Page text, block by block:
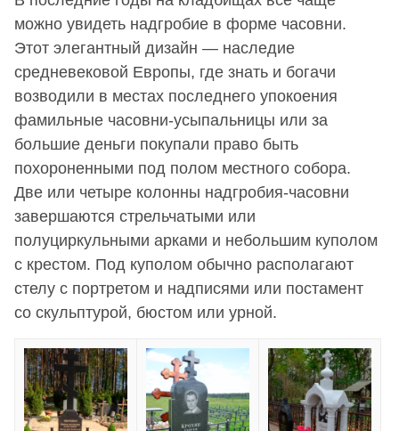
можно увидеть надгробие в форме часовни.
Этот элегантный дизайн — наследие
средневековой Европы, где знать и богачи
возводили в местах последнего упокоения
фамильные часовни-усыпальницы или за
большие деньги покупали право быть
похороненными под полом местного собора.
Две или четыре колонны надгробия-часовни
завершаются стрельчатыми или
полуциркульными арками и небольшим куполом
с крестом. Под куполом обычно располагают
стелу с портретом и надписями или постамент
со скульптурой, бюстом или урной.